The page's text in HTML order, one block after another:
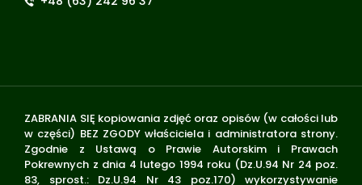
ZABRANIA SIĘ kopiowania zdjęć oraz opisów (w całości lub
w części) BEZ ZGODY właściciela i administratora strony.
Zgodnie z Ustawą o Prawie Autorskim i Prawach
Pokrewnych z dnia 4 lutego 1994 roku (Dz.U.94 Nr 24 poz.
83, sprost.: Dz.U.94 Nr 43 poz.170) wykorzystywanie